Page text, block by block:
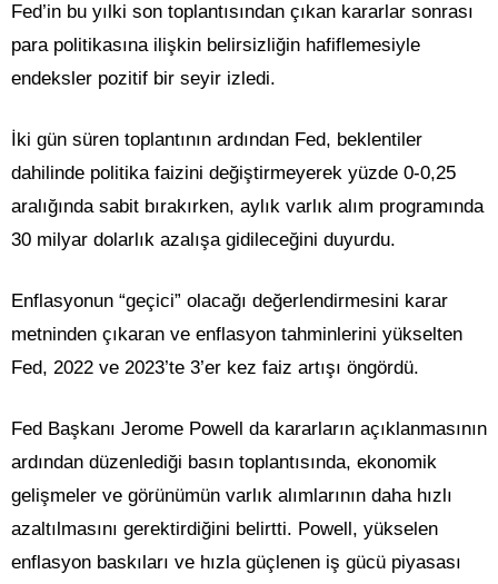
Fed’in bu yılki son toplantısından çıkan kararlar sonrası
para politikasına ilişkin belirsizliğin hafiflemesiyle
endeksler pozitif bir seyir izledi.
İki gün süren toplantının ardından Fed, beklentiler
dahilinde politika faizini değiştirmeyerek yüzde 0-0,25
aralığında sabit bırakırken, aylık varlık alım programında
30 milyar dolarlık azalışa gidileceğini duyurdu.
Enflasyonun “geçici” olacağı değerlendirmesini karar
metninden çıkaran ve enflasyon tahminlerini yükselten
Fed, 2022 ve 2023’te 3’er kez faiz artışı öngördü.
Fed Başkanı Jerome Powell da kararların açıklanmasının
ardından düzenlediği basın toplantısında, ekonomik
gelişmeler ve görünümün varlık alımlarının daha hızlı
azaltılmasını gerektirdiğini belirtti. Powell, yükselen
enflasyon baskıları ve hızla güçlenen iş gücü piyasası